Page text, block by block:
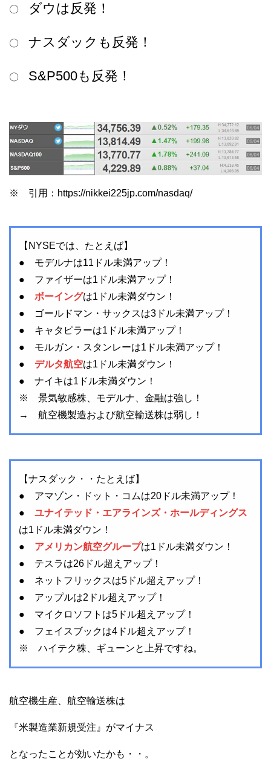
〇 ダウは反発！
〇 ナスダックも反発！
〇 S&P500も反発！
※ 引用：https://nikkei225jp.com/nasdaq/
【NYSEでは、たとえば】
● モデルナは11ドル未満アップ！
● ファイザーは1ドル未満アップ！
● ボーイングは1ドル未満ダウン！
● ゴールドマン・サックスは3ドル未満アップ！
● キャタピラーは1ドル未満アップ！
● モルガン・スタンレーは1ドル未満アップ！
● デルタ航空は1ドル未満ダウン！
● ナイキは1ドル未満ダウン！
※ 景気敏感株、モデルナ、金融は強し！
→ 航空機製造および航空輸送株は弱し！
【ナスダック・・たとえば】
● アマゾン・ドット・コムは20ドル未満アップ！
● ユナイテッド・エアラインズ・ホールディングス
は1ドル未満ダウン！
● アメリカン航空グループは1ドル未満ダウン！
● テスラは26ドル超えアップ！
● ネットフリックスは5ドル超えアップ！
● アップルは2ドル超えアップ！
● マイクロソフトは5ドル超えアップ！
● フェイスブックは4ドル超えアップ！
※ ハイテク株、ギューンと上昇ですね。
航空機生産、航空輸送株は
『米製造業新規受注』がマイナス
となったことが効いたかも・・。